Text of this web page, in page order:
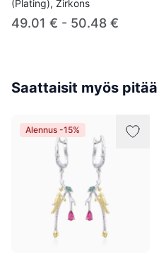
(Plating), Zirkons
49.01 € - 50.48 €
Saattaisit myös pitää
Alennus -15%